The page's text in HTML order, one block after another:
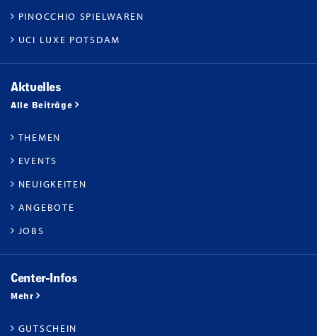
PINOCCHIO SPIELWAREN
UCI LUXE POTSDAM
Aktuelles
Alle Beiträge
THEMEN
EVENTS
NEUIGKEITEN
ANGEBOTE
JOBS
Center-Infos
Mehr
GUTSCHEIN